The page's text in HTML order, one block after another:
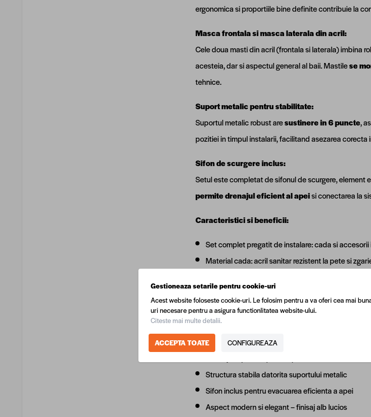
ergonomica si proportiile bine definite contribuie la
Masca frontala si masca laterala din acril:
Cele doua masti din acril (frontala si laterala) imbina
acesteia, dar si aspectul general al baii. Mastilese
tehnice.
Suport metalic pentru stabilitate:
Suportul metalic robust aresustinere in 6 puncte,
pozitiei in timpul instalarii, facilitand asezarea
Sifon de scurgere inclus:
Setul este completat de sifonul de scurgere,
permite drenajul eficient al apeisi conectarea la
Caracteristici si beneficii:
Set complet pregatit de instalare: cada si accesorii
Material cada: acril sanitar rezistent la pete si
Dimensiuni: 140 x 70 cm
Culoare: alb
Montaj: pe suport
Dimensiune echilibrata pentru confort si optimizare
Structura stabila datorita suportului metalic
Sifon inclus pentru evacuarea eficienta a apei
Aspect modern si elegant – finisaj alb lucios
Gestioneaza setarile pentru cookie-uri
Acest website foloseste cookie-uri. Le folosim pentru a va oferi cea mai
uri necesare pentru a asigura functionlitatea website-ului.
Citeste mai multe detalii.
ACCEPTA TOATE CONFIGUREAZA